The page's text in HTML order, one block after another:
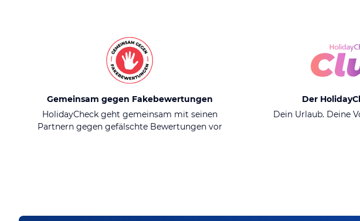
Gemeinsam gegen Fakebewertungen
HolidayCheck geht gemeinsam mit seinen
Partnern gegen gefälschte Bewertungen vor
Der
Dein Urlaub. Deine